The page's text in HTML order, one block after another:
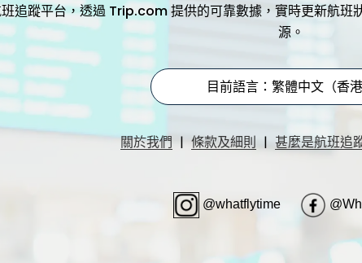
蹤平台，透過 Trip.com 提供的可靠數據，實時更新航班
源。
目前語言：繁體中文（香港
關於我們 | 條款及細則 | 甚麼是航班追
@whatflytime